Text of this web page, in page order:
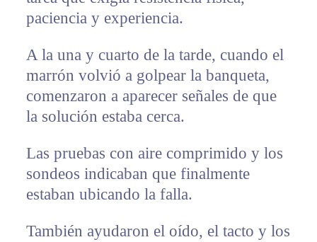
paciencia y experiencia.
A la una y cuarto de la tarde, cuando el
marrón volvió a golpear la banqueta,
comenzaron a aparecer señales de que
la solución estaba cerca.
Las pruebas con aire comprimido y los
sondeos indicaban que finalmente
estaban ubicando la falla.
También ayudaron el oído, el tacto y los